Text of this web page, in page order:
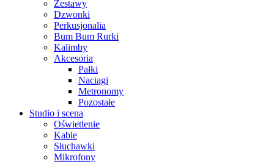
Zestawy
Dzwonki
Perkusjonalia
Bum Bum Rurki
Kalimby
Akcesoria
Pałki
Naciągi
Metronomy
Pozostałe
Studio i scena
Oświetlenie
Kable
Słuchawki
Mikrofony